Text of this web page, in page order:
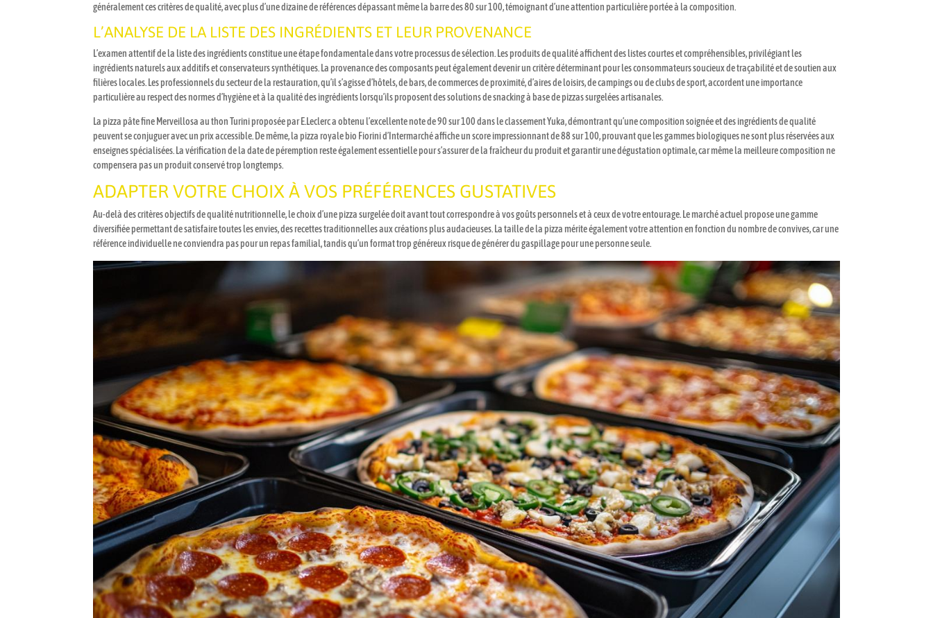
généralement ces critères de qualité, avec plus d’une dizaine de références dépassant même la barre des 80 sur 100, témoignant d’une attention particulière portée à la composition.
L’ANALYSE DE LA LISTE DES INGRÉDIENTS ET LEUR PROVENANCE
L’examen attentif de la liste des ingrédients constitue une étape fondamentale dans votre processus de sélection. Les produits de qualité affichent des listes courtes et compréhensibles, privilégiant les
ingrédients naturels aux additifs et conservateurs synthétiques. La provenance des composants peut également devenir un critère déterminant pour les consommateurs soucieux de traçabilité et de soutien aux
filières locales. Les professionnels du secteur de la restauration, qu’il s’agisse d’hôtels, de bars, de commerces de proximité, d’aires de loisirs, de campings ou de clubs de sport, accordent une importance
particulière au respect des normes d’hygiène et à la qualité des ingrédients lorsqu’ils proposent des solutions de snacking à base de pizzas surgelées artisanales.
La pizza pâte fine Merveillosa au thon Turini proposée par E.Leclerc a obtenu l’excellente note de 90 sur 100 dans le classement Yuka, démontrant qu’une composition soignée et des ingrédients de qualité
peuvent se conjuguer avec un prix accessible. De même, la pizza royale bio Fiorini d’Intermarché affiche un score impressionnant de 88 sur 100, prouvant que les gammes biologiques ne sont plus réservées aux
enseignes spécialisées. La vérification de la date de péremption reste également essentielle pour s’assurer de la fraîcheur du produit et garantir une dégustation optimale, car même la meilleure composition ne
compensera pas un produit conservé trop longtemps.
ADAPTER VOTRE CHOIX À VOS PRÉFÉRENCES GUSTATIVES
Au-delà des critères objectifs de qualité nutritionnelle, le choix d’une pizza surgelée doit avant tout correspondre à vos goûts personnels et à ceux de votre entourage. Le marché actuel propose une gamme
diversifiée permettant de satisfaire toutes les envies, des recettes traditionnelles aux créations plus audacieuses. La taille de la pizza mérite également votre attention en fonction du nombre de convives, car une
référence individuelle ne conviendra pas pour un repas familial, tandis qu’un format trop généreux risque de générer du gaspillage pour une personne seule.